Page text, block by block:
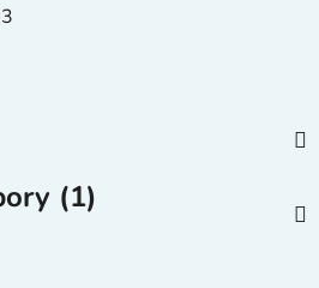
(1)